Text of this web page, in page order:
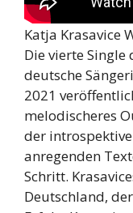
Katja Krasavice
Die vierte
deutsche
2021
melodischeres
der
anregenden
Schritt.
Deutschland,